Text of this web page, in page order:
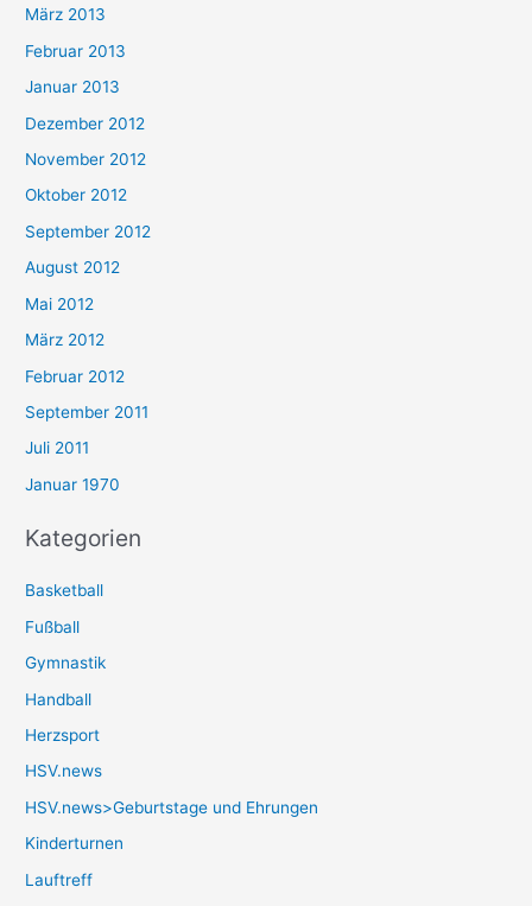
März 2013
Februar 2013
Januar 2013
Dezember 2012
November 2012
Oktober 2012
September 2012
August 2012
Mai 2012
März 2012
Februar 2012
September 2011
Juli 2011
Januar 1970
Kategorien
Basketball
Fußball
Gymnastik
Handball
Herzsport
HSV.news
HSV.news>Geburtstage und Ehrungen
Kinderturnen
Lauftreff